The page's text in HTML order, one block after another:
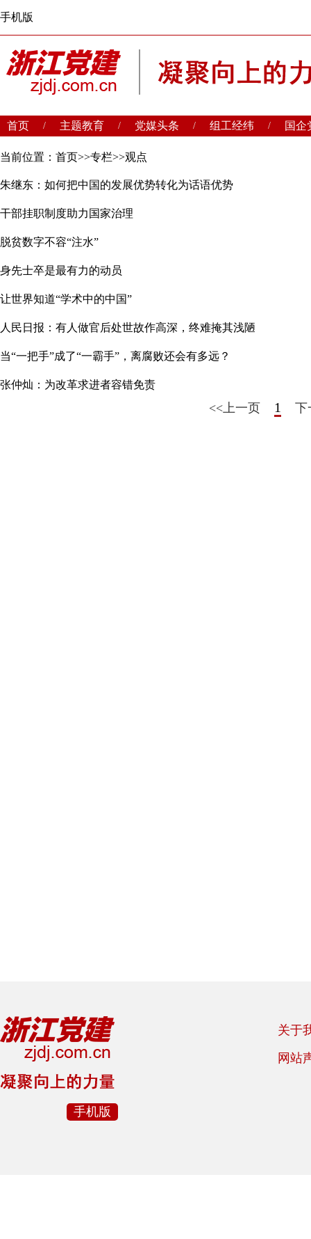
手机版
首页 / 主题教育 / 党媒头条 / 组工经纬 / 国企
当前位置： 首页>>专栏>>观点
朱继东：如何把中国的发展优势转化为话语优势
干部挂职制度助力国家治理
脱贫数字不容“注水”
身先士卒是最有力的动员
让世界知道“学术中的中国”
人民日报：有人做官后处世故作高深，终难掩其浅陋
当“一把手”成了“一霸手”，离腐败还会有多远？
张仲灿：为改革求进者容错免责
<<上一页 1 下
手机版
关于
网站